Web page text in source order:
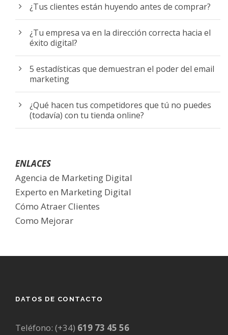
¿Tus clientes están huyendo antes de comprar?
¿Tu empresa va en la dirección correcta hacia el
éxito digital?
5 estadísticas que demuestran el poder del email
marketing
¿Qué hacen tus competidores que tú no puedes
(todavía) con tu tienda online?
ENLACES
Agencia de Marketing Digital
Experto en Marketing Digital
Cómo Atraer Clientes
Como Mejorar
DATOS DE CONTACTO
Teléfono: (+34) 619 73 45 56